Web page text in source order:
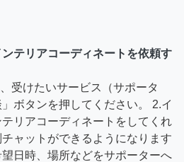
テリアコーディネートを依頼す
受けたいサービス（サポータ
ボタンを押してください。 2.イ
リアコーディネートをしてくれ
ャットができるようになります
日時、場所などをサポーターへ